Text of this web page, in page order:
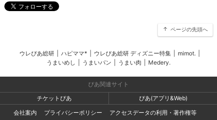
ページの先頭へ
ウレぴあ総研 ハピママ* ウレぴあ総研 ディズニー特集 mimot.
うまいめし
うまいパン うまい肉 Medery.
ぴあ関連サイト
チケットぴあ
ぴあ(アプリ&Web)
会社案内
プライバシーポリシー アクセスデータの利用・著作権等